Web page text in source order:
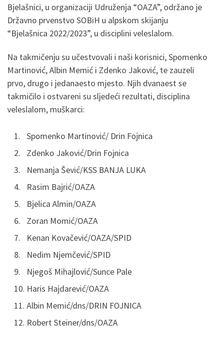
Bjelašnici, u organizaciji Udruženja “OAZA”, održano je
Državno prvenstvo SOBiH u alpskom skijanju
“Bjelašnica 2022/2023”, u disciplini veleslalom.
Na takmičenju su učestvovali i naši korisnici, Spomenko
Martinović, Albin Memić i Zdenko Jaković, te zauzeli
prvo, drugo i jedanaesto mjesto. Njih dvanaest se
takmičilo i ostvareni su sljedeći rezultati, disciplina
veleslalom, muškarci:
Spomenko Martinović/ Drin Fojnica
Zdenko Jaković/Drin Fojnica
Nemanja Šević/KSS BANJA LUKA
Rasim Bajrić/OAZA
Bjelica Almin/OAZA
Zoran Momić/OAZA
Kenan Kovačević/OAZA/SPID
Nedim Njemčević/SPID
Njegoš Mihajlović/Sunce Pale
Haris Hajdarević/OAZA
Albin Memić/dns/DRIN FOJNICA
Robert Steiner/dns/OAZA